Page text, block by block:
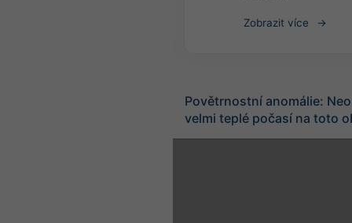
Zobrazit více
Povětrnostní anomálie:
velmi teplé počasí na toto